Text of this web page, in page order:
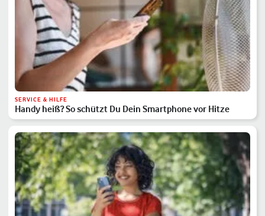
SERVICE & HILFE
Handy heiß? So schützt Du Dein Smartphone vor Hitze